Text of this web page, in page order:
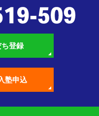
登録
塾申込